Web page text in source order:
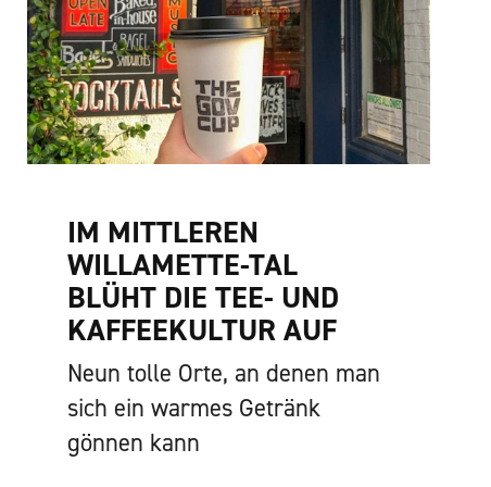
IM MITTLEREN
WILLAMETTE-TAL
BLÜHT DIE TEE- UND
KAFFEEKULTUR AUF
Neun tolle Orte, an denen man
sich ein warmes Getränk
gönnen kann